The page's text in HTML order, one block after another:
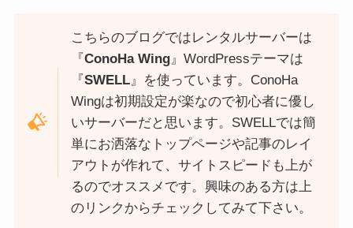
こちらのブログではレンタルサーバーは
『ConoHa Wing』WordPressテーマは
『SWELL』を使っています。ConoHa
Wingは初期設定が楽なので初心者に優し
いサーバーだと思います。SWELLでは簡
単にお洒落なトップページや記事のレイ
アウトが作れて、サイトスピードも上が
るのでオススメです。興味のある方は上
のリンクからチェックしてみて下さい。